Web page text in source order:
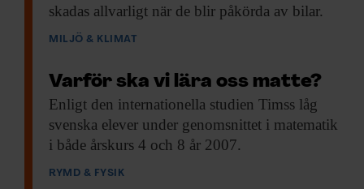
annons- och analysföretag som vi samarbetar med.
information som du har tillhandahållit eller som de har
skadas allvarligt när de blir påkörda av bilar.
MILJÖ & KLIMAT
Varför ska vi lära oss matte?
Enligt den internationella studien Timss låg
svenska elever under genomsnittet i matematik
i både årskurs 4 och 8 år 2007.
RYMD & FYSIK